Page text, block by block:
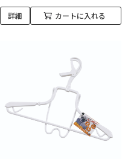
詳細 カートに入れる